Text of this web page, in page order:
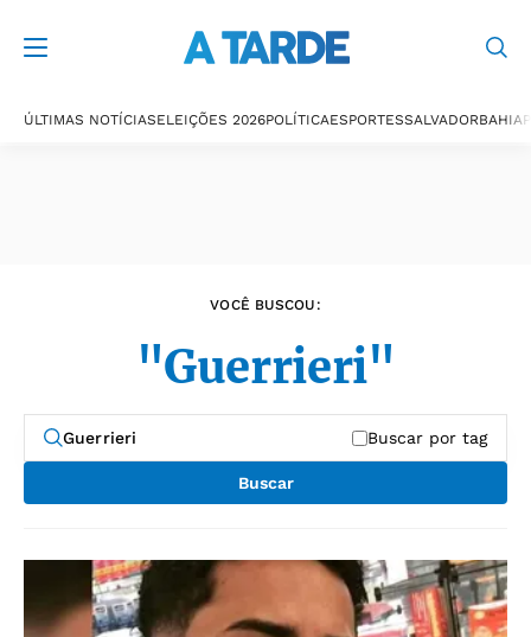
ÚLTIMAS NOTÍCIASELEIÇÕES 2026POLÍTICAESPORTESSALVADORBAHIA
VOCÊ BUSCOU:
"Guerrieri"
Buscar por tag
Buscar